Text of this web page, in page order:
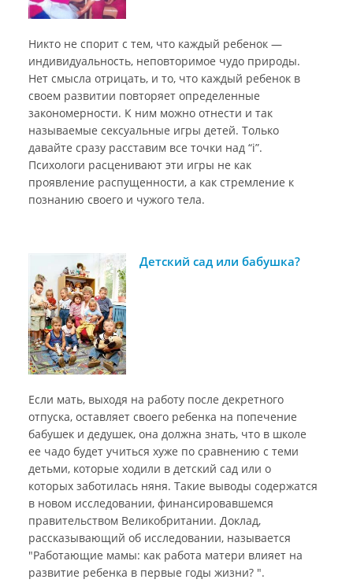
Никто не спорит с тем, что каждый ребенок —
индивидуальность, неповторимое чудо природы.
Нет смысла отрицать, и то, что каждый ребенок в
своем развитии повторяет определенные
закономерности. К ним можно отнести и так
называемые сексуальные игры детей. Только
давайте сразу расставим все точки над “і”.
Психологи расценивают эти игры не как
проявление распущенности, а как стремление к
познанию своего и чужого тела.
Детский сад или бабушка?
Если мать, выходя на работу после декретного
отпуска, оставляет своего ребенка на попечение
бабушек и дедушек, она должна знать, что в школе
ее чадо будет учиться хуже по сравнению с теми
детьми, которые ходили в детский сад или о
которых заботилась няня. Такие выводы содержатся
в новом исследовании, финансировавшемся
правительством Великобритании. Доклад,
рассказывающий об исследовании, называется
"Работающие мамы: как работа матери влияет на
развитие ребенка в первые годы жизни? ".